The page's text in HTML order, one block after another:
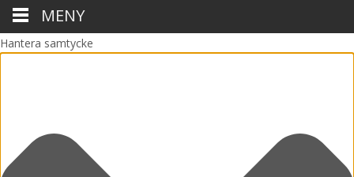
Hantera samtycke
MENY